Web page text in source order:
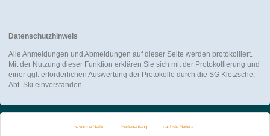
Datenschutzhinweis
Alle Anmeldungen und Abmeldungen auf dieser Seite werden protokolliert.
Mit der Nutzung dieser Funktion erklären Sie sich mit der Protokollierung und
einer ggf. erforderlichen Auswertung der Protokolle durch die SG Klotzsche,
Abt. Ski einverstanden.
« vorige Seite Seitenanfang nächste Seite »